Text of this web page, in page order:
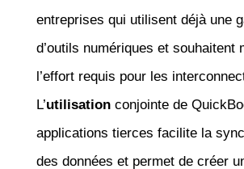
entreprises qui utilisent déjà une
d’outils numériques et souhaitent
l’effort requis pour les
L’utilisationconjointe de
applications tierces facilite la
des données et permet de créer